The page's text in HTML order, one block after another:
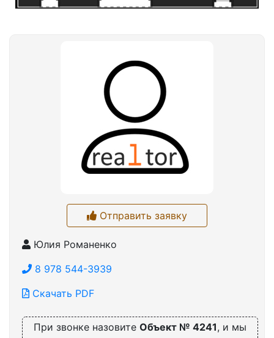
Отправить заявку
Юлия Романенко
8 978 544-3939
Скачать PDF
При звонке назовите Объект № 4241, и мы